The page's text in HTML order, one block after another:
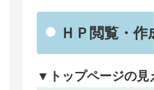
ＨＰ閲覧・作
▼トップページの見